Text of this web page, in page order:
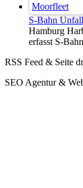
S-Bahn
Hamburg
erfasst S-
RSS Feed & Seite
SEO Agentur &